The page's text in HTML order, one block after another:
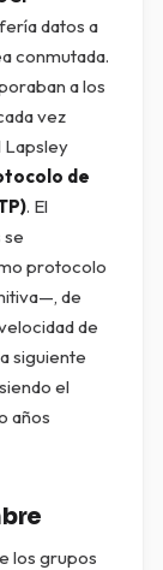
datos a
conmutada.
a los
vez
Lapsley
de
. El
protocolo
de
de
siguiente
el
años
los grupos